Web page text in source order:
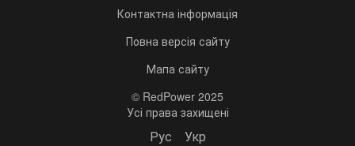
Контактна інформація
Повна версія сайту
Мапа сайту
© RedPower 2025
Усі права захищені
Рус Укр